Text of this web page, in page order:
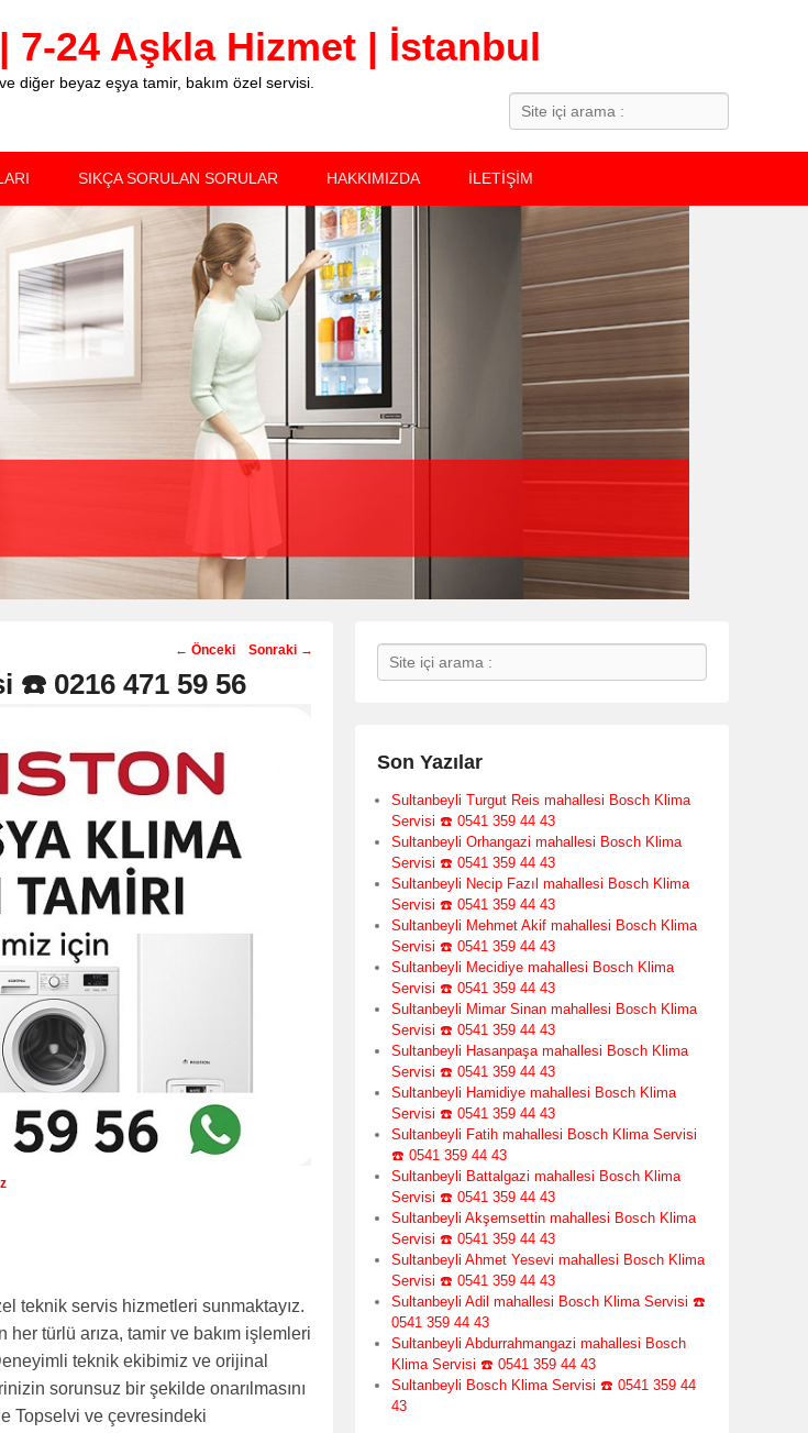
24 Aşkla Hizmet | İstanbul
diğer beyaz eşya tamir, bakım özel servisi.
Search
SIKÇA SORULAN SORULAR HAKKIMIZDA İLETİŞİM
Post
navigation
← Önceki Sonraki →
☎️ 0216 471 59 56
teknik servis hizmetleri sunmaktayız.
türlü arıza, tamir ve bakım işlemleri
teknik ekibimiz ve orijinal
sorunsuz bir şekilde onarılmasını
Topselvi ve çevresindeki
Search
Son Yazılar
Sultanbeyli Turgut Reis mahallesi Bosch Klima
Servisi ☎️ 0541 359 44 43
Sultanbeyli Orhangazi mahallesi Bosch Klima
Servisi ☎️ 0541 359 44 43
Sultanbeyli Necip Fazıl mahallesi Bosch Klima
Servisi ☎️ 0541 359 44 43
Sultanbeyli Mehmet Akif mahallesi Bosch Klima
Servisi ☎️ 0541 359 44 43
Sultanbeyli Mecidiye mahallesi Bosch Klima
Servisi ☎️ 0541 359 44 43
Sultanbeyli Mimar Sinan mahallesi Bosch Klima
Servisi ☎️ 0541 359 44 43
Sultanbeyli Hasanpaşa mahallesi Bosch Klima
Servisi ☎️ 0541 359 44 43
Sultanbeyli Hamidiye mahallesi Bosch Klima
Servisi ☎️ 0541 359 44 43
Sultanbeyli Fatih mahallesi Bosch Klima Servisi
☎️ 0541 359 44 43
Sultanbeyli Battalgazi mahallesi Bosch Klima
Servisi ☎️ 0541 359 44 43
Sultanbeyli Akşemsettin mahallesi Bosch Klima
Servisi ☎️ 0541 359 44 43
Sultanbeyli Ahmet Yesevi mahallesi Bosch Klima
Servisi ☎️ 0541 359 44 43
Sultanbeyli Adil mahallesi Bosch Klima Servisi ☎️
0541 359 44 43
Sultanbeyli Abdurrahmangazi mahallesi Bosch
Klima Servisi ☎️ 0541 359 44 43
Sultanbeyli Bosch Klima Servisi ☎️ 0541 359 44
43